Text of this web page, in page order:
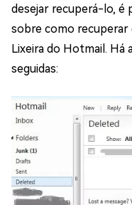
desejar recuperá-lo, é
sobre como recuperar
Lixeira do Hotmail. Há
seguidas: